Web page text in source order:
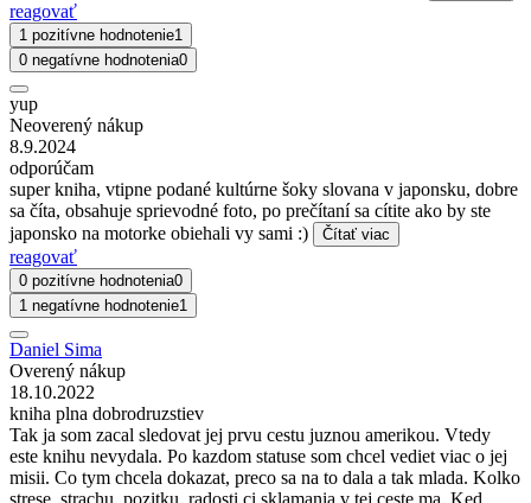
reagovať
1 pozitívne hodnotenie1
0 negatívne hodnotenia0
yup
Neoverený nákup
8.9.2024
odporúčam
super kniha, vtipne podané kultúrne šoky slovana v japonsku, dobre
sa číta, obsahuje sprievodné foto, po prečítaní sa cítite ako by ste
japonsko na motorke obiehali vy sami :)
Čítať viac
reagovať
0 pozitívne hodnotenia0
1 negatívne hodnotenie1
Daniel Sima
Overený nákup
18.10.2022
kniha plna dobrodruzstiev
Tak ja som zacal sledovat jej prvu cestu juznou amerikou. Vtedy
este knihu nevydala. Po kazdom statuse som chcel vediet viac o jej
misii. Co tym chcela dokazat, preco sa na to dala a tak mlada. Kolko